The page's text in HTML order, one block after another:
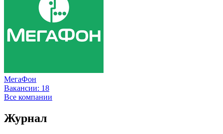
МегаФон
Вакансии: 18
Все компании
Журнал